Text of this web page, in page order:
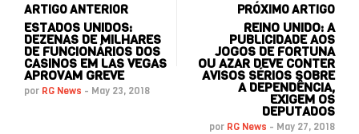
ARTIGO ANTERIOR
ESTADOS UNIDOS:
DEZENAS DE MILHARES
DE FUNCIONÁRIOS DOS
CASINOS EM LAS VEGAS
APROVAM GREVE
por RG News - May 23, 2018
PRÓXIMO ARTIGO
REINO UNIDO: A
PUBLICIDADE AOS
JOGOS DE FORTUNA
OU AZAR DEVE CONTER
AVISOS SÉRIOS SOBRE
A DEPENDÊNCIA,
EXIGEM OS
DEPUTADOS
por RG News - May 27, 2018